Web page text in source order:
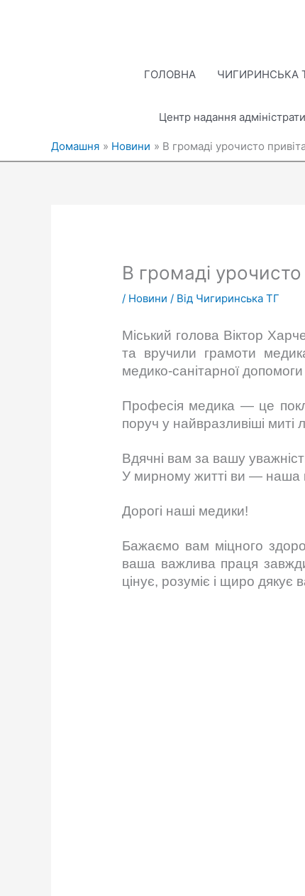
ГОЛОВНА ЧИГИРИНСЬКА
Центр надання
Домашня Новини В громаді урочисто
В громаді
/ Новини / Від Чигиринська ТГ
Міський голова Віктор
та вручили грамоти
медико-санітарної
Професія медика — це
поруч у найвразливіші миті
Вдячні вам за вашу
У мирному житті ви — наша
Дорогі наші медики!
Бажаємо вам міцного
ваша важлива праця
цінує, розуміє і щиро дякує